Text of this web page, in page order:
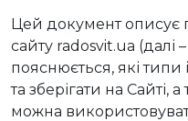
Цей документ описує
сайту radosvit.ua (далі
пояснюється, які
та зберігати на
можна